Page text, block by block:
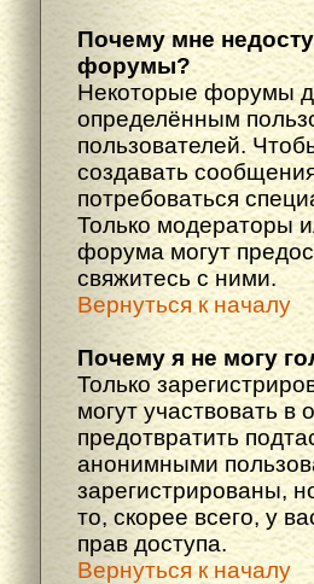
Почему мне
форумы?
Некоторые форумы
определённым
пользователей.
создавать
потребоваться
Только модераторы
форума могут
свяжитесь с ними.
Вернуться к началу
Почему я не могу
Только
могут участвовать в
предотвратить
анонимными
зарегистрированы,
то, скорее всего, у
прав доступа.
Вернуться к началу